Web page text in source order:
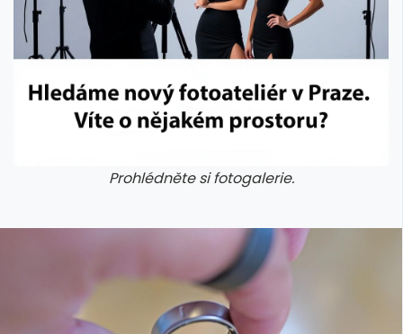
Prohlédněte si fotogalerie.